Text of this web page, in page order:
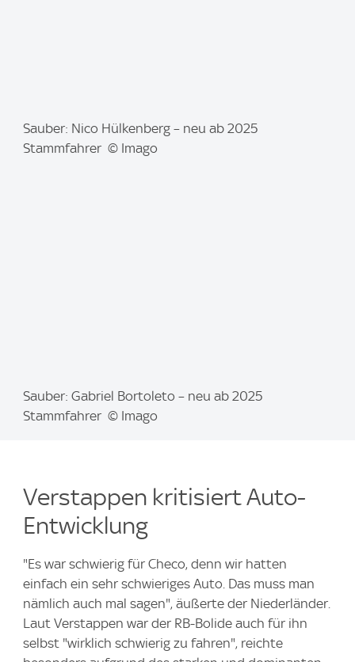
m
Sauber: Nico Hülkenberg – neu ab 2025
Stammfahrer © Imago
m
Sauber: Gabriel Bortoleto – neu ab 2025
Stammfahrer © Imago
Verstappen kritisiert Auto-
Entwicklung
"Es war schwierig für Checo, denn wir hatten
einfach ein sehr schwieriges Auto. Das muss man
nämlich auch mal sagen", äußerte der Niederländer.
Laut Verstappen war der RB-Bolide auch für ihn
selbst "wirklich schwierig zu fahren", reichte